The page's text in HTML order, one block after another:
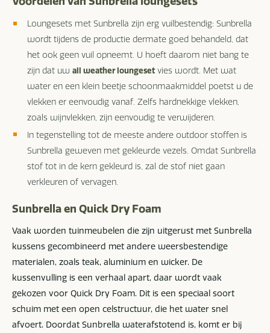
Loungesets met Sunbrella zijn erg vuilbestendig: Sunbrella
wordt tijdens de productie dermate goed behandeld, dat
het ook geen vuil opneemt. U hoeft daarom niet bang te
zijn dat uw all weather loungesetvies wordt. Met wat
water en een klein beetje schoonmaakmiddel poetst u de
vlekken er eenvoudig vanaf. Zelfs hardnekkige vlekken,
zoals wijnvlekken, zijn eenvoudig te verwijderen.
In tegenstelling tot de meeste andere outdoor stoffen is
Sunbrella geweven met gekleurde vezels. Omdat Sunbrella
stof tot in de kern gekleurd is, zal de stof niet gaan
verkleuren of vervagen.
Sunbrella en Quick Dry Foam
Vaak worden tuinmeubelen die zijn uitgerust met Sunbrella
kussens gecombineerd met andere weersbestendige
materialen, zoals teak, aluminium en wicker. De
kussenvulling is een verhaal apart, daar wordt vaak
gekozen voor Quick Dry Foam. Dit is een speciaal soort
schuim met een open celstructuur, die het water snel
afvoert. Doordat Sunbrella waterafstotend is, komt er bij